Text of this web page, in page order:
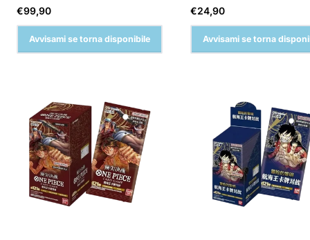
Prezzo
normale
€99,90
Avvisami se torna disponibile
Prezzo
normale
€24,90
Avvisami se torna